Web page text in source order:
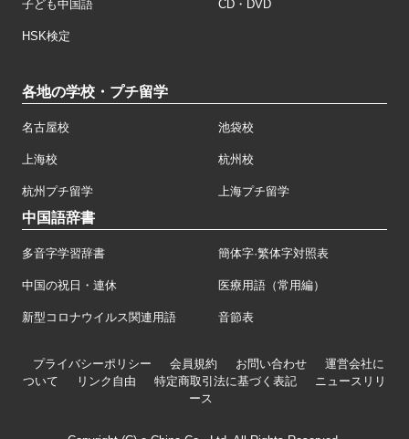
子ども中国語 CD・DVD
HSK検定
各地の学校・プチ留学
名古屋校 池袋校
上海校 杭州校
杭州プチ留学 上海プチ留学
中国語辞書
多音字学習辞書 簡体字·繁体字対照表
中国の祝日・連休 医療用語（常用編）
新型コロナウイルス関連用語 音節表
プライバシーポリシー 会員規約 お問い合わせ
運営会社に
ついて
リンク自由 特定商取引法に基づく表記
ニュースリリ
ース